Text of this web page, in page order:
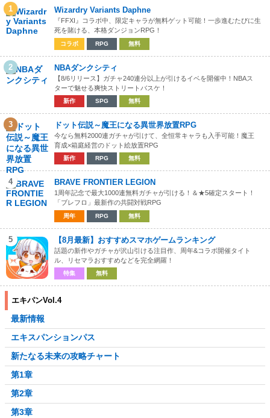
1 Wizardry Variants Daphne
『FFXI』コラボ中、限定キャラが無料ゲット可能！一歩進むたびに生
死を賭ける、本格ダンジョンRPG！
コラボ RPG 無料
2 NBAダンクシティ
【8/6リリース】ガチャ240連分以上が引けるイベを開催中！NBAス
ターで魅せる爽快ストリートバスケ！
新作 SPG 無料
3 ドット伝説～魔王になる異世界放置RPG
今なら無料2000連ガチャが引けて、全恒常キャラも入手可能！魔王
育成×箱庭経営のドット絵放置RPG
新作 RPG 無料
4 BRAVE FRONTIER LEGION
1周年記念で最大1000連無料ガチャが引ける！＆★5確定スタート！
「ブレフロ」最新作の共闘対戦RPG
周年 RPG 無料
5 【8月最新】おすすめスマホゲームランキング
話題の新作やガチャが沢山引ける注目作、周年&コラボ開催タイト
ル、リセマラおすすめなどを完全網羅！
特集 無料
エキパンVol.4
最新情報
エキスパンションパス
新たなる未来の攻略チャート
第1章
第2章
第3章